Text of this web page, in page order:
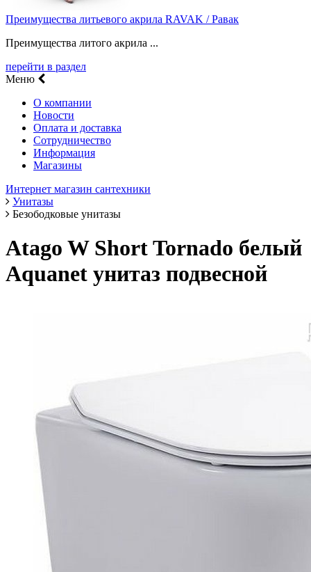
Преимущества литьевого акрила RAVAK / Равак
Преимущества литого акрила ...
перейти в раздел
Меню
О компании
Новости
Оплата и доставка
Сотрудничество
Информация
Магазины
Интернет магазин сантехники
Унитазы
Безободковые унитазы
Atago W Short Tornado белый
Aquanet унитаз подвесной